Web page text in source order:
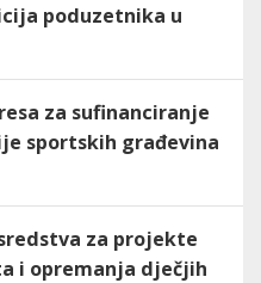
poduzetnika u
za sufinanciranje
sportskih građevina
za projekte
i opremanja dječjih